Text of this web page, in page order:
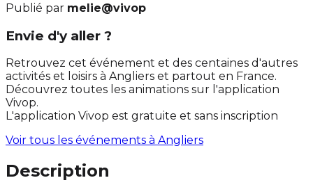
Publié par melie@vivop
Envie d'y aller ?
Retrouvez cet événement et des centaines d'autres
activités et loisirs à Angliers et partout en France.
Découvrez toutes les animations sur l'application
Vivop.
L'application Vivop est gratuite et sans inscription
Voir tous les événements à Angliers
Description